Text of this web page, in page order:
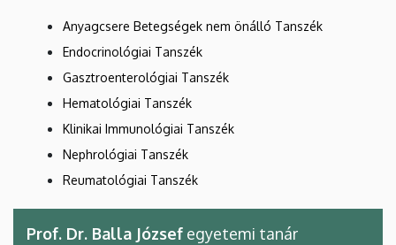
Anyagcsere Betegségek nem önálló Tanszék
Endocrinológiai Tanszék
Gasztroenterológiai Tanszék
Hematológiai Tanszék
Klinikai Immunológiai Tanszék
Nephrológiai Tanszék
Reumatológiai Tanszék
Prof. Dr. Balla József egyetemi tanár